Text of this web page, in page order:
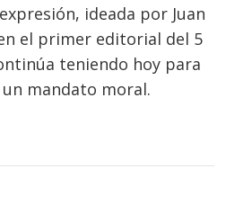
ideada por Juan
el primer editorial del 5
teniendo hoy para
mandato moral.